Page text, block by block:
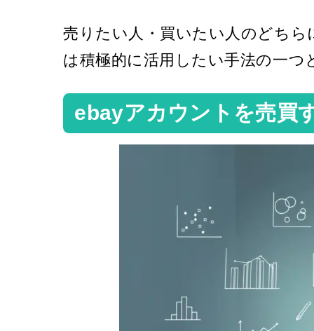
売りたい人・買いたい人のどち
は積極的に活用したい手法の一つ
ebayアカウントを売買